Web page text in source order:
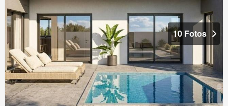
10 Fotos